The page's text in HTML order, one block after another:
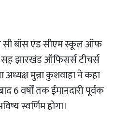
सी बॉस एंड सीएम स्कूल ऑफ
झारखंड ऑफिसर्स टीचर्स
मुन्ना कुशवाहा ने कहा
6 वर्षों तक ईमानदारी पूर्वक
स्वर्णिम होगा।